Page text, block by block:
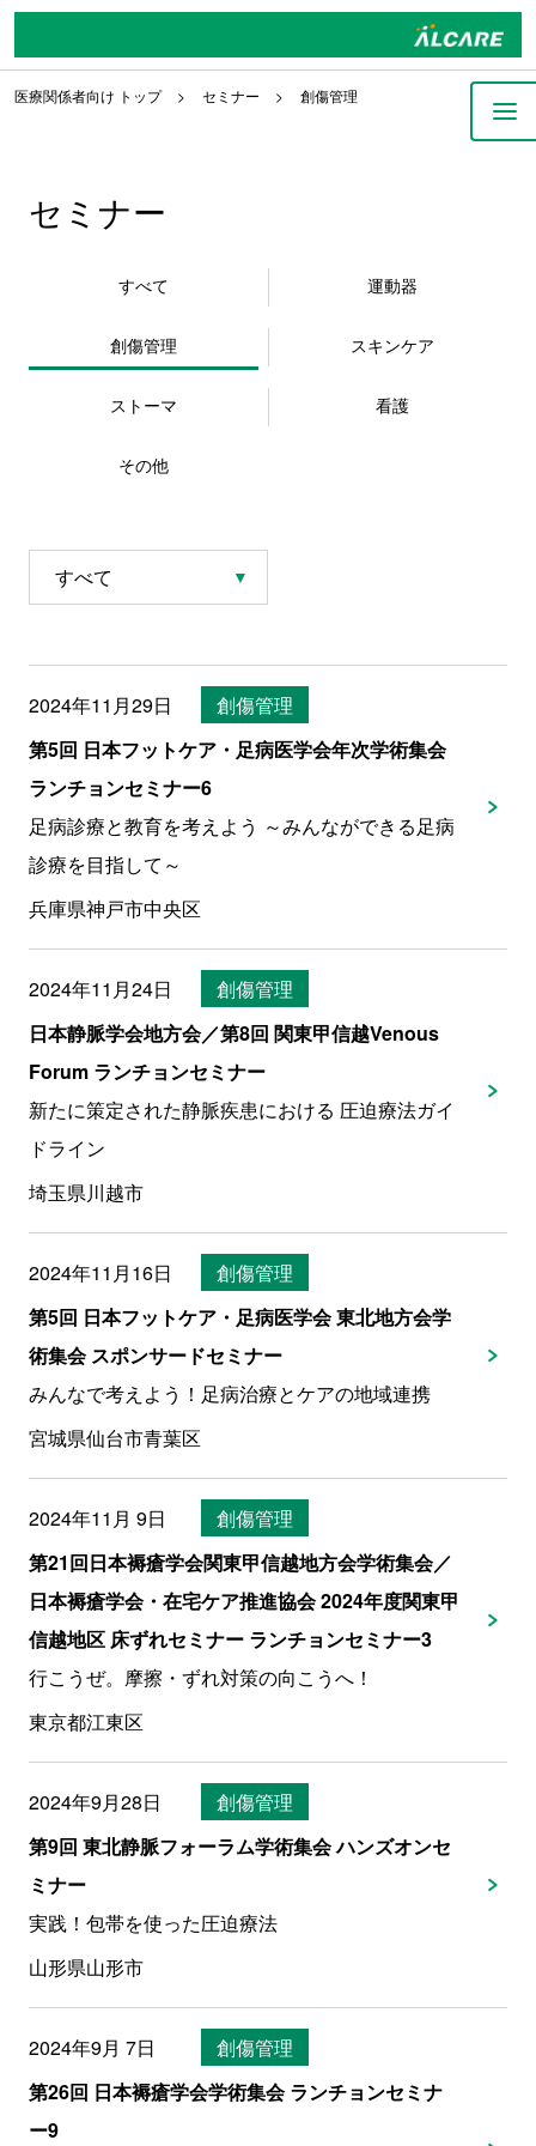
医療関係者向け トップ セミナー 創傷管理
セミナー
すべて 運動器
創傷管理 スキンケア
ストーマ 看護
その他
2024年11月29日
創傷管理
第5回 日本フットケア・足病医学会年次学術集会
ランチョンセミナー6
足病診療と教育を考えよう ～みんなができる足病
診療を目指して～
兵庫県神戸市中央区
2024年11月24日
創傷管理
日本静脈学会地方会／第8回 関東甲信越Venous
Forum ランチョンセミナー
新たに策定された静脈疾患における 圧迫療法ガイ
ドライン
埼玉県川越市
2024年11月16日
創傷管理
第5回 日本フットケア・足病医学会 東北地方会学
術集会 スポンサードセミナー
みんなで考えよう！足病治療とケアの地域連携
宮城県仙台市青葉区
2024年11月 9日
創傷管理
第21回日本褥瘡学会関東甲信越地方会学術集会／
日本褥瘡学会・在宅ケア推進協会 2024年度関東甲
信越地区 床ずれセミナー ランチョンセミナー3
行こうぜ。摩擦・ずれ対策の向こうへ！
東京都江東区
2024年9月28日
創傷管理
第9回 東北静脈フォーラム学術集会 ハンズオンセ
ミナー
実践！包帯を使った圧迫療法
山形県山形市
2024年9月 7日
創傷管理
第26回 日本褥瘡学会学術集会 ランチョンセミナ
ー9